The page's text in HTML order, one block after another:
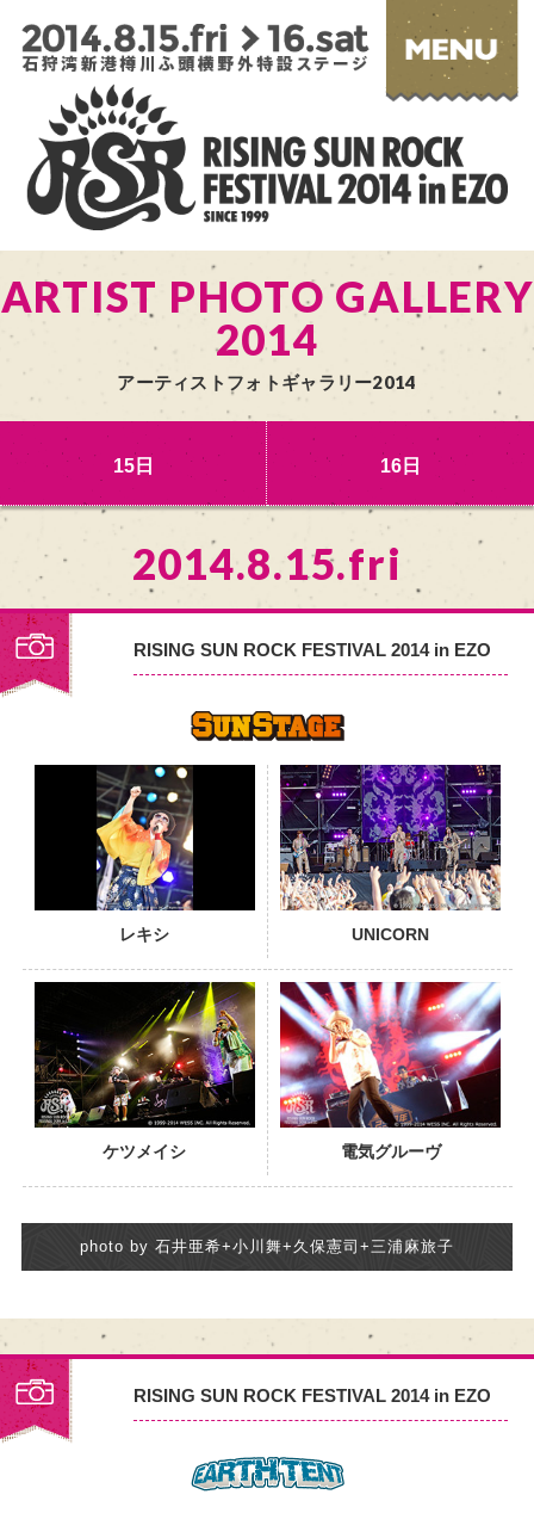
ARTIST PHOTO GALLERY
2014
アーティストフォトギャラリー2014
15日 16日
2014.8.15.fri
RISING SUN ROCK FESTIVAL 2014 in EZO
レキシ UNICORN
PHOTO
ケツメイシ 電気グルーヴ
photo by 石井亜希+小川舞+久保憲司+三浦麻旅子
RISING SUN ROCK FESTIVAL 2014 in EZO